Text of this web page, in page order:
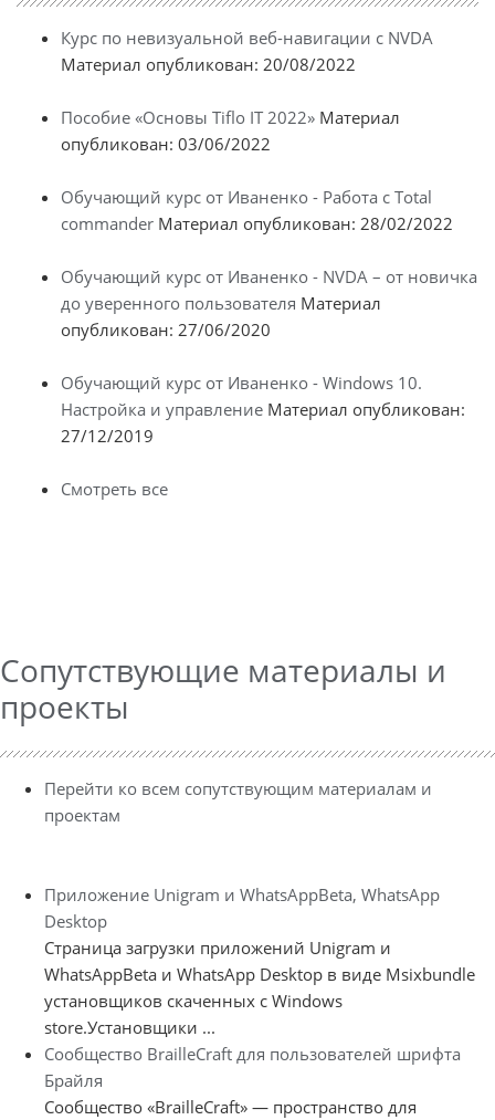
Курс по невизуальной веб-навигации с NVDA
Материал опубликован: 20/08/2022
Пособие «Основы Tiflo IT 2022» Материал
опубликован: 03/06/2022
Обучающий курс от Иваненко - Работа с Total
commander Материал опубликован: 28/02/2022
Обучающий курс от Иваненко - NVDA – от новичка
до уверенного пользователя Материал
опубликован: 27/06/2020
Обучающий курс от Иваненко - Windows 10.
Настройка и управление Материал опубликован:
27/12/2019
Смотреть все
Сопутствующие материалы и
проекты
Перейти ко всем сопутствующим материалам и
проектам
Приложение Unigram и WhatsAppBeta, WhatsApp
Desktop
Страница загрузки приложений Unigram и
WhatsAppBeta и WhatsApp Desktop в виде Msixbundle
установщиков скаченных с Windows
store.Установщики ...
Сообщество BrailleCraft для пользователей шрифта
Брайля
Сообщество «BrailleCraft» — пространство для